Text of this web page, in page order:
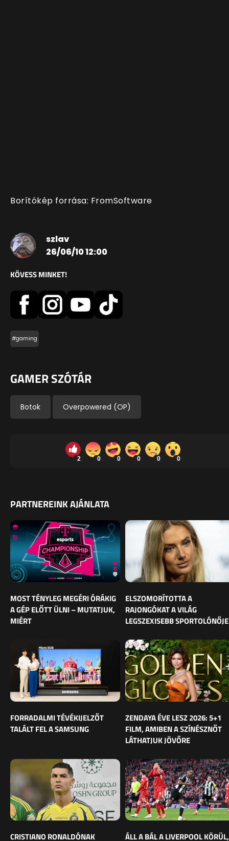
Borítókép forrása: FromSoftware
szlav
26/06/10 12:00
KÖVESS MINKET!
#gaming
GAMER SZÓTÁR
Botok Overpowered (OP)
2 0 0 0 0 0
PARTNEREINK AJÁNLATA
MOST TÉNYLEG MEGÉRI ÓRÁKIG
A GÉP ELŐTT ÜLNI – MUTATJUK,
MIÉRT
ELSZOMORÍTOTTA A
RAJONGÓKAT A VILÁG
LEGSZEXISEBB SPORTOLÓNŐJE
FORRADALMI TÉVÉKIJELZŐT
TALÁLT FEL A SAMSUNG
ZENDAYA ÉVE LESZ 2026: 5+1
FILM, AMIBEN A SZÍNÉSZNŐT
LÁTHATJUK JÖVŐRE
CRISTIANO RONALDÓNAK ÁLL A BÁL A LIVERPOOL KÖRÜL,